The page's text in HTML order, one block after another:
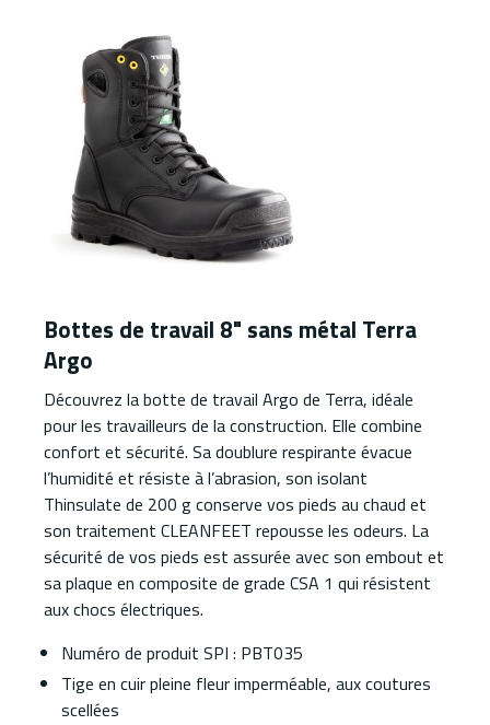
Bottes de travail 8" sans métal Terra
Argo
Découvrez la botte de travail Argo de Terra, idéale
pour les travailleurs de la construction. Elle combine
confort et sécurité. Sa doublure respirante évacue
l’humidité et résiste à l’abrasion, son isolant
Thinsulate de 200 g conserve vos pieds au chaud et
son traitement CLEANFEET repousse les odeurs. La
sécurité de vos pieds est assurée avec son embout et
sa plaque en composite de grade CSA 1 qui résistent
aux chocs électriques.
Numéro de produit SPI : PBT035
Tige en cuir pleine fleur imperméable, aux coutures
scellées